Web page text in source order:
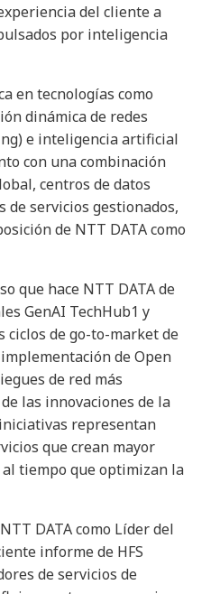
del cliente a
por inteligencia
en tecnologías como
dinámica de redes
e inteligencia artificial
con una combinación
centros de datos
de servicios gestionados,
de NTT DATA como
que hace NTT DATA de
GenAI TechHub1 y
ciclos de go-to-market de
de Open
de red más
las innovaciones de la
representan
que crean mayor
tiempo que optimizan la
DATA como Líder del
informe de HFS
de servicios de